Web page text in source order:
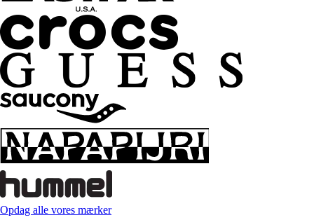
Opdag alle vores mærker